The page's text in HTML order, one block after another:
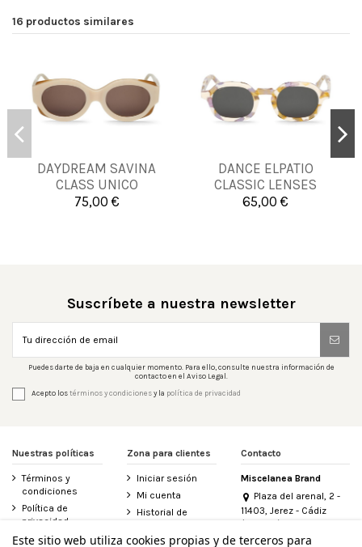
16 productos similares
DAYDREAM SAVINA
CLASS UNICO
75,00 €
UNICA
Añadir al carrito
DANCE ELPATIO
CLASSIC LENSES
UNICO
65,00 €
UNICA
Añadir al carrito
Suscríbete a nuestra newsletter
Puedes darte de baja en cualquier momento. Para ello, consulte nuestra información de
contacto en el Aviso Legal.
Acepto lostérminos y condicionesy la política de privacidad
Nuestras políticas
Términos y
condiciones
Política de
privacidad
Aviso legal
Zona para clientes
Iniciar sesión
Mi cuenta
Historial de
Contacte con
Contacto
Miscelanea Brand
Plaza del arenal, 2 -
11403, Jerez - Cádiz
(España)
956 155 340
Este sitio web utiliza cookies propias y de terceros para